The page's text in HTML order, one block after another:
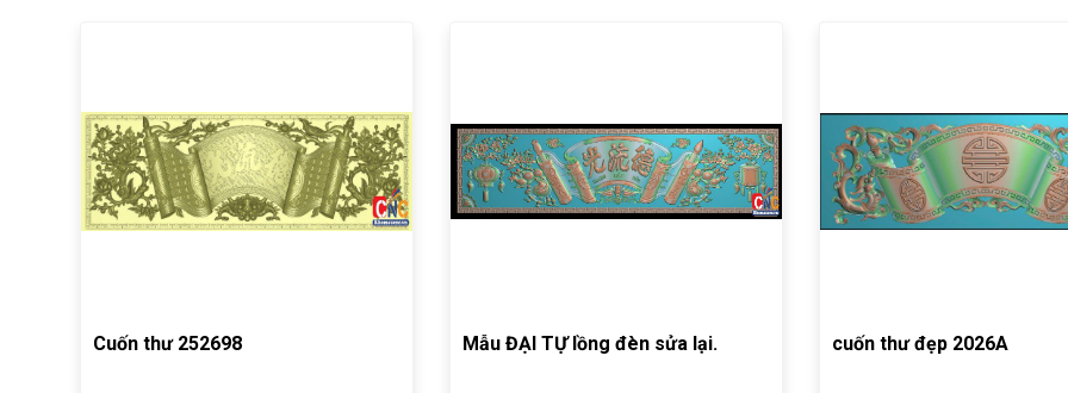
Cuốn thư 252698 Mẫu ĐẠI TỰ lồng đèn sửa lại. cuốn thư đẹp 2026A